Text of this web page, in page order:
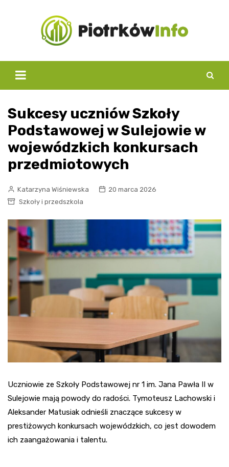
Sukcesy uczniów Szkoły
Podstawowej w Sulejowie w
wojewódzkich konkursach
przedmiotowych
Katarzyna Wiśniewska
20 marca 2026
Szkoły i przedszkola
Uczniowie ze Szkoły Podstawowej nr 1 im. Jana Pawła II w
Sulejowie mają powody do radości. Tymoteusz Lachowski i
Aleksander Matusiak odnieśli znaczące sukcesy w
prestiżowych konkursach wojewódzkich, co jest dowodem
ich zaangażowania i talentu.